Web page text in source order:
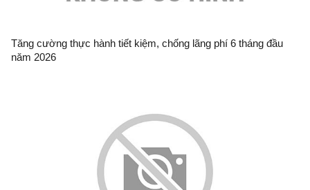
Tăng cường thực hành tiết kiệm, chống lãng phí 6 tháng đầu
năm 2026